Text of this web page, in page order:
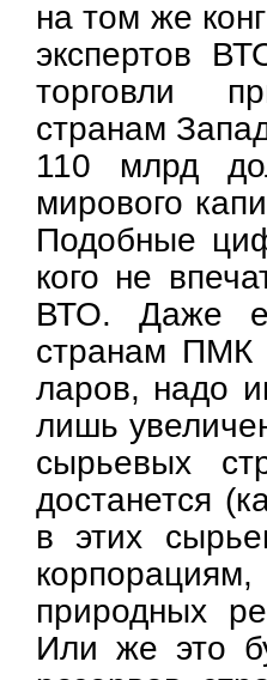
на том же
экспертов
торговли
странам
110 млрд
мирового
Подобные
кого не
ВТО. Даже
странам ПМК
ларов, надо
лишь
сырьевых
достанется
в этих
природных
Или же это